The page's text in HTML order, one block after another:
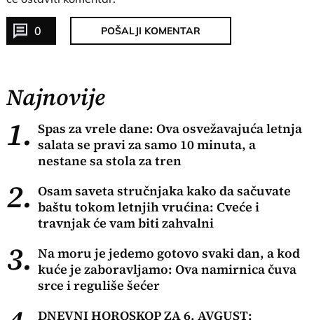
0 POŠALJI KOMENTAR
Najnovije
1. Spas za vrele dane: Ova osvežavajuća letnja
salata se pravi za samo 10 minuta, a
nestane sa stola za tren
2. Osam saveta stručnjaka kako da sačuvate
baštu tokom letnjih vrućina: Cveće i
travnjak će vam biti zahvalni
3. Na moru je jedemo gotovo svaki dan, a kod
kuće je zaboravljamo: Ova namirnica čuva
srce i reguliše šećer
DNEVNI HOROSKOP ZA 6. AVGUST: